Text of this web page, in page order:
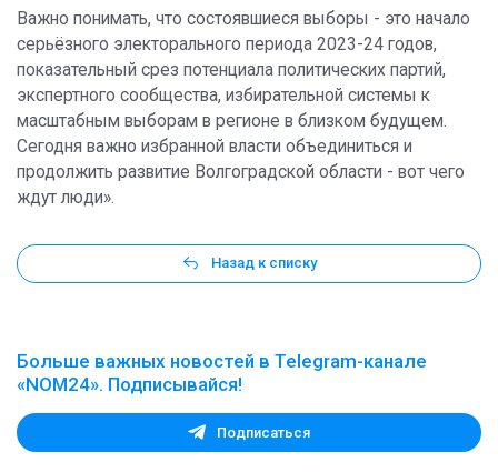
Важно понимать, что состоявшиеся выборы - это начало
серьёзного электорального периода 2023-24 годов,
показательный срез потенциала политических партий,
экспертного сообщества, избирательной системы к
масштабным выборам в регионе в близком будущем.
Сегодня важно избранной власти объединиться и
продолжить развитие Волгоградской области - вот чего
ждут люди».
Назад к списку
Больше важных новостей в Telegram-канале
«NOM24». Подписывайся!
Подписаться